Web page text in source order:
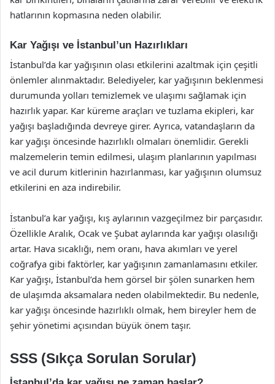
hatlarının kopmasına neden olabilir.
Kar Yağışı ve İstanbul’un Hazırlıkları
İstanbul’da kar yağışının olası etkilerini azaltmak için çeşitli
önlemler alınmaktadır. Belediyeler, kar yağışının beklenmesi
durumunda yolları temizlemek ve ulaşımı sağlamak için
hazırlık yapar. Kar küreme araçları ve tuzlama ekipleri, kar
yağışı başladığında devreye girer. Ayrıca, vatandaşların da
kar yağışı öncesinde hazırlıklı olmaları önemlidir. Gerekli
malzemelerin temin edilmesi, ulaşım planlarının yapılması
ve acil durum kitlerinin hazırlanması, kar yağışının olumsuz
etkilerini en aza indirebilir.
İstanbul’a kar yağışı, kış aylarının vazgeçilmez bir parçasıdır.
Özellikle Aralık, Ocak ve Şubat aylarında kar yağışı olasılığı
artar. Hava sıcaklığı, nem oranı, hava akımları ve yerel
coğrafya gibi faktörler, kar yağışının zamanlamasını etkiler.
Kar yağışı, İstanbul’da hem görsel bir şölen sunarken hem
de ulaşımda aksamalara neden olabilmektedir. Bu nedenle,
kar yağışı öncesinde hazırlıklı olmak, hem bireyler hem de
şehir yönetimi açısından büyük önem taşır.
SSS (Sıkça Sorulan Sorular)